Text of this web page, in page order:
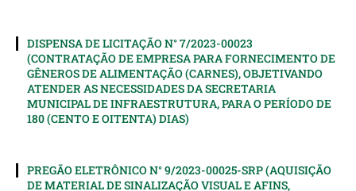
DISPENSA DE LICITAÇÃO N° 7/2023-00023
(CONTRATAÇÃO DE EMPRESA PARA FORNECIMENTO DE
GÊNEROS DE ALIMENTAÇÃO (CARNES), OBJETIVANDO
ATENDER AS NECESSIDADES DA SECRETARIA
MUNICIPAL DE INFRAESTRUTURA, PARA O PERÍODO DE
180 (CENTO E OITENTA) DIAS)
PREGÃO ELETRÔNICO N° 9/2023-00025-SRP (AQUISIÇÃO
DE MATERIAL DE SINALIZAÇÃO VISUAL E AFINS,